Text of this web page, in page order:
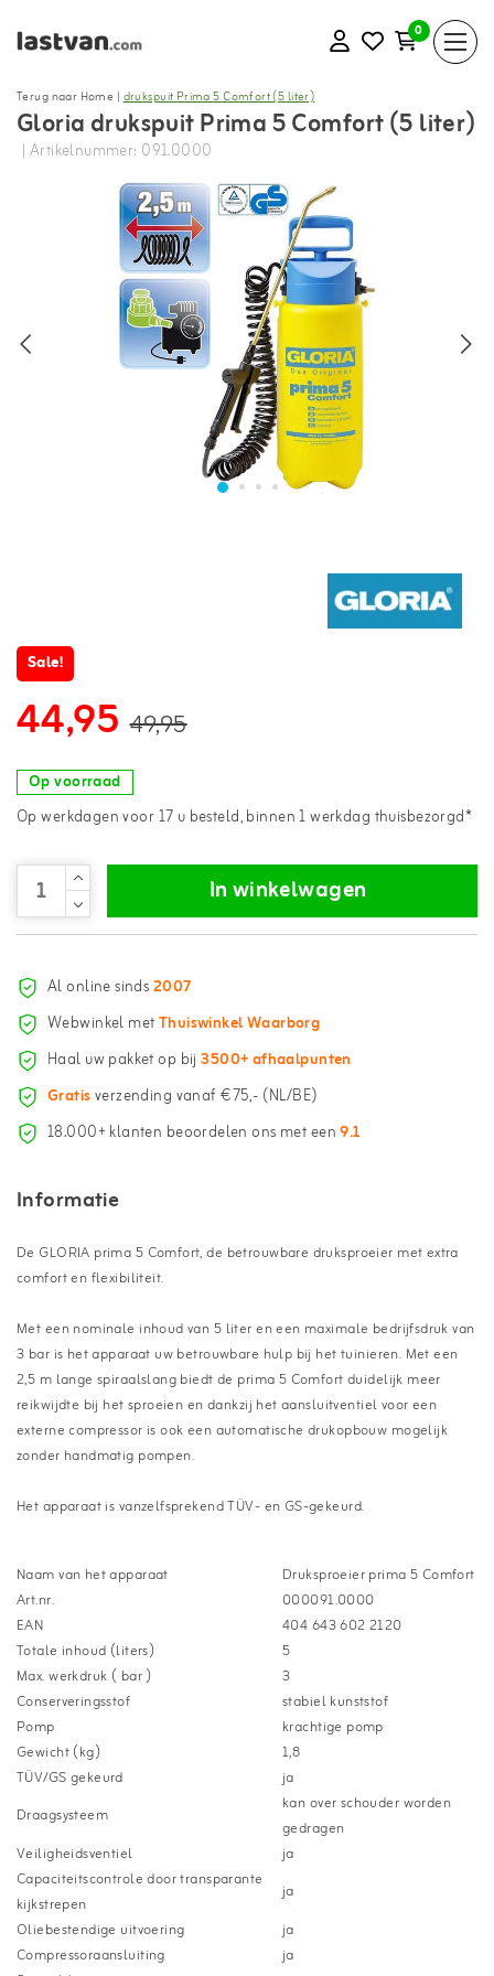
0
Terug naar Home |drukspuit Prima 5 Comfort (5 liter)
Gloria drukspuit Prima 5 Comfort (5 liter)
| Artikelnummer: 091.0000
Sale!
44,95 49,95
Op voorraad
Op werkdagen voor 17 u besteld, binnen 1 werkdag thuisbezorgd*
In winkelwagen
Al online sinds2007
Webwinkel metThuiswinkel Waarborg
Haal uw pakket op bij3500+ afhaalpunten
Gratisverzending vanaf €75,- (NL/BE)
18.000+ klanten beoordelen ons met een9.1
Informatie
De GLORIA prima 5 Comfort, de betrouwbare druksproeier met extra
comfort en flexibiliteit.
Met een nominale inhoud van 5 liter en een maximale bedrijfsdruk van
3 bar is het apparaat uw betrouwbare hulp bij het tuinieren. Met een
2,5 m lange spiraalslang biedt de prima 5 Comfort duidelijk meer
reikwijdte bij het sproeien en dankzij het aansluitventiel voor een
externe compressor is ook een automatische drukopbouw mogelijk
zonder handmatig pompen.
Het apparaat is vanzelfsprekend TÜV- en GS-gekeurd.
Naam van het apparaat
Druksproeier prima 5 Comfort
Art.nr.
000091.0000
EAN
404 643 602 2120
Totale inhoud (liters)
5
Max. werkdruk ( bar )
3
Conserveringsstof
stabiel kunststof
Pomp
krachtige pomp
Gewicht (kg)
1,8
TÜV/GS gekeurd
ja
Draagsysteem
kan over schouder worden
gedragen
Veiligheidsventiel
ja
Capaciteitscontrole door transparante
kijkstrepen
ja
Oliebestendige uitvoering
ja
Compressoraansluiting
ja